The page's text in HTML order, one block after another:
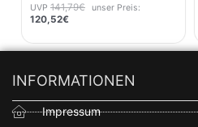
UVP 141,79€ unser Preis:
120,52€
INFORMATIONEN
Impressum